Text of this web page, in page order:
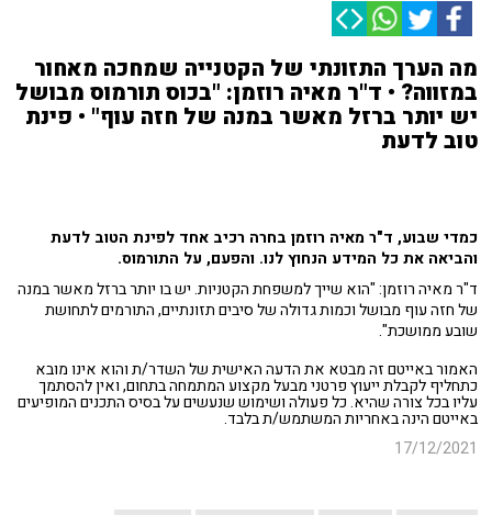
מה הערך התזונתי של הקטנייה שמחכה מאחור
במזווה? • ד"ר מאיה רוזמן: "בכוס תורמוס מבושל
יש יותר ברזל מאשר במנה של חזה עוף" • פינת
טוב לדעת
כמדי שבוע, ד"ר מאיה רוזמן בחרה רכיב אחד לפינת הטוב לדעת
והביאה את כל המידע הנחוץ לנו. והפעם, על התורמוס.
ד"ר מאיה רוזמן: "הוא שייך למשפחת הקטניות. יש בו יותר ברזל מאשר במנה
של חזה עוף מבושל וכמות גדולה של סיבים תזונתיים, התורמים לתחושת
שובע ממושכת".
האמור באייטם זה מבטא את הדעה האישית של השדר/ת והוא אינו מובא
כתחליף לקבלת ייעוץ פרטני מבעל מקצוע המתמחה בתחום, ואין להסתמך
עליו בכל צורה שהיא. כל פעולה ושימוש שנעשים על בסיס התכנים המופיעים
באייטם הינה באחריות המשתמש/ת בלבד.
17/12/2021